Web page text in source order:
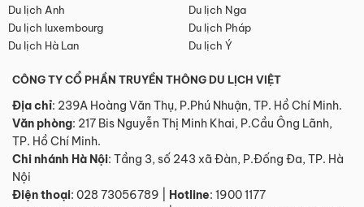
Du lịch Anh
Du lịch Nga
Du lịch luxembourg
Du lịch Pháp
Du lịch Hà Lan
Du lịch Ý
CÔNG TY CỔ PHẦN TRUYỀN THÔNG DU LỊCH VIỆT
Địa chỉ: 239A Hoàng Văn Thụ, P.Phú Nhuận, TP. Hồ Chí Minh.
Văn phòng: 217 Bis Nguyễn Thị Minh Khai, P.Cầu Ông Lãnh,
TP. Hồ Chí Minh.
Chi nhánh Hà Nội: Tầng 3, số 243 xã Đàn, P.Đống Đa, TP. Hà
Nội
Điện thoại: 028 73056789 Hotline: 1900 1177